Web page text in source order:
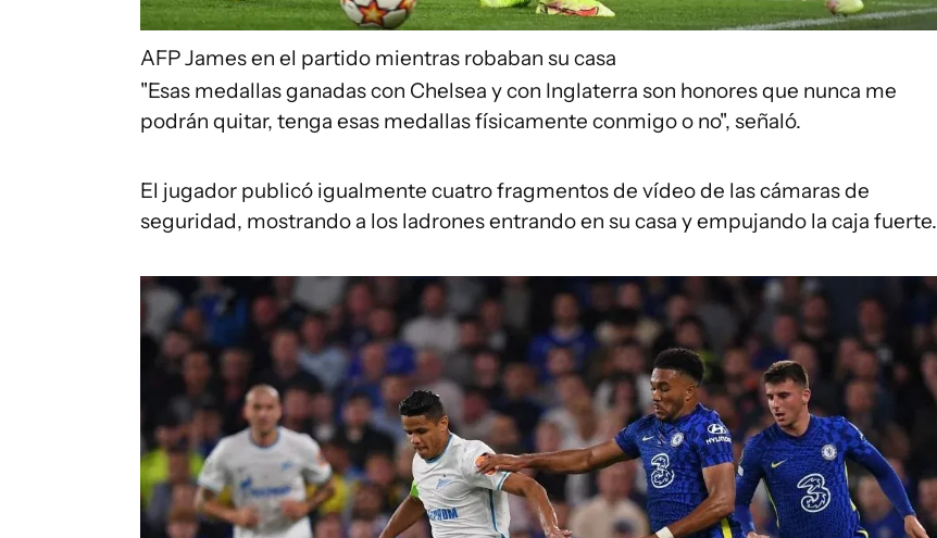
AFPJames en el partido mientras robaban su casa
"Esas medallas ganadas con Chelsea y con Inglaterra son honores que nunca me
podrán quitar, tenga esas medallas físicamente conmigo o no", señaló.
El jugador publicó igualmente cuatro fragmentos de vídeo de las cámaras de
seguridad, mostrando a los ladrones entrando en su casa y empujando la caja fuerte.